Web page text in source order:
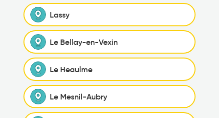
Lassy
Le Bellay-en-Vexin
Le Heaulme
Le Mesnil-Aubry